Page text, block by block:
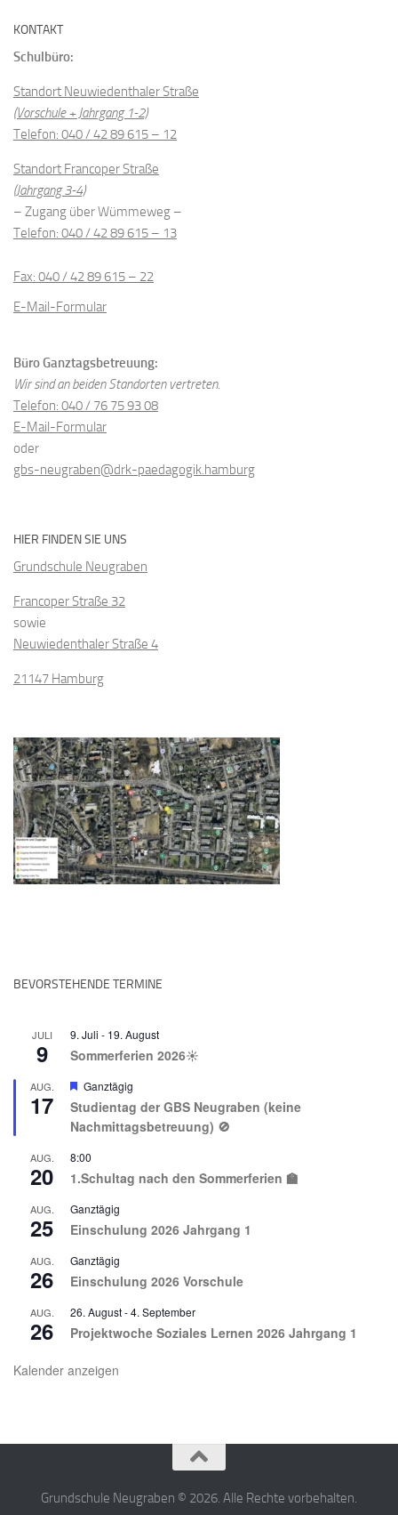
KONTAKT
Schulbüro:
Standort Neuwiedenthaler Straße
(Vorschule + Jahrgang 1-2)
Telefon: 040 / 42 89 615 – 12
Standort Francoper Straße
(Jahrgang 3-4)
– Zugang über Wümmeweg –
Telefon: 040 / 42 89 615 – 13
Fax: 040 / 42 89 615 – 22
E-Mail-Formular
Büro Ganztagsbetreuung:
Wir sind an beiden Standorten vertreten.
Telefon: 040 / 76 75 93 08
E-Mail-Formular
oder
gbs-neugraben@drk-paedagogik.hamburg
HIER FINDEN SIE UNS
Grundschule Neugraben
Francoper Straße 32
sowie
Neuwiedenthaler Straße 4
21147 Hamburg
BEVORSTEHENDE TERMINE
JULI
9
9. Juli - 19. August
Sommerferien 2026☀️
AUG.
17
Hervorgehoben
Ganztägig
Studientag der GBS Neugraben (keine
Nachmittagsbetreuung) 🚫
AUG.
20
8:00
1.Schultag nach den Sommerferien 🏫
AUG.
25
Ganztägig
Einschulung 2026 Jahrgang 1
AUG.
26
Ganztägig
Einschulung 2026 Vorschule
AUG.
26
26. August-4. September
Projektwoche Soziales Lernen 2026 Jahrgang 1
Kalender anzeigen
Grundschule Neugraben © 2026. Alle Rechte vorbehalten.